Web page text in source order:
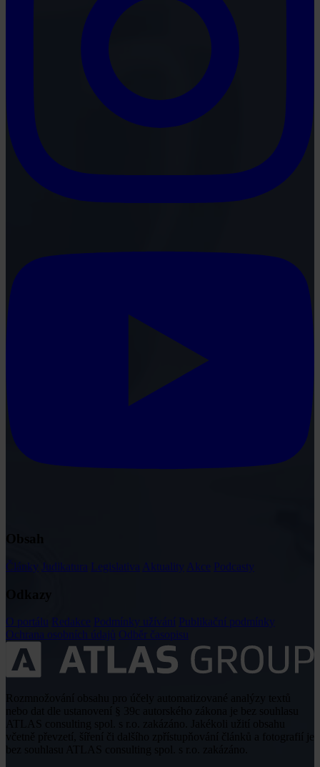
Články Judikatura Legislativa Aktuality Akce Podcasty
O portálu Redakce Podmínky užívání Publikační podmínky
Ochrana osobních údajů Odběr časopisu
včetně převzetí, šíření či dalšího zpřístupňování článků a fotografií je